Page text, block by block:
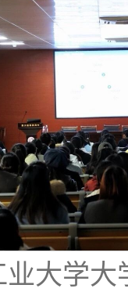
大学